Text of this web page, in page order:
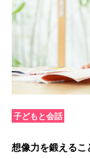
子どもと会話
想像力を鍛える